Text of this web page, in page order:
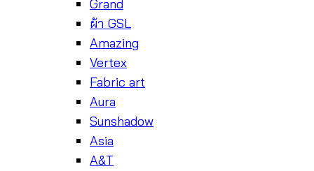
Grand
ผ้า GSL
Amazing
Vertex
Fabric art
Aura
Sunshadow
Asia
A&T